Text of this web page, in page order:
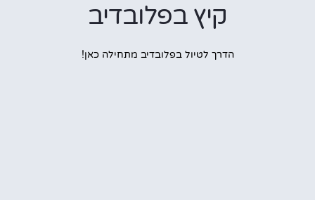
קיץ בפלובדיב
הדרך לטיול בפלובדיב מתחילה כאן!